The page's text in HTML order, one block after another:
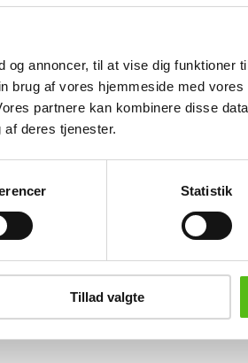
annoncer, til at vise dig funktioner
brug af vores hjemmeside med
partnere kan kombinere disse
deres tjenester.
Statistik
Tillad valgte
Persisk Mir tæppe, uld på
og istandsat. 435x340 cm.
Lignende varer
samt tilbud direkte i din email.